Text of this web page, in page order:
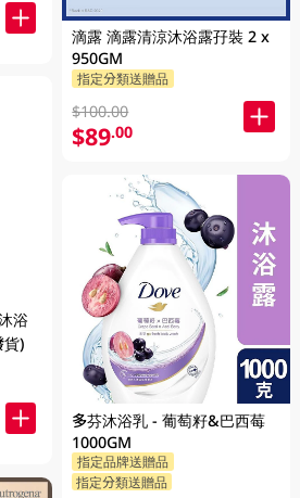
浴
貨)
滴露 滴露清涼沐浴露孖裝 2 x
950GM
指定分類送贈品
$100.00
$89.00
多芬沐浴乳 - 葡萄籽&巴西莓
1000GM
指定品牌送贈品
指定分類送贈品